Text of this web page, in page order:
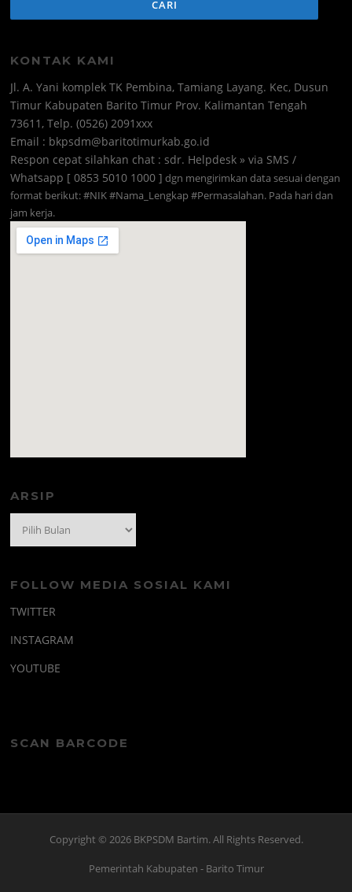
KONTAK KAMI
Jl. A. Yani komplek TK Pembina, Tamiang Layang. Kec, Dusun
Timur Kabupaten Barito Timur Prov. Kalimantan Tengah
73611, Telp. (0526) 2091xxx
Email : bkpsdm@baritotimurkab.go.id
Respon cepat silahkan chat : sdr. Helpdesk » via SMS /
Whatsapp [ 0853 5010 1000 ] dgn mengirimkan data sesuai dengan
format berikut: #NIK #Nama_Lengkap #Permasalahan. Pada hari dan
jam kerja.
ARSIP
FOLLOW MEDIA SOSIAL KAMI
TWITTER
INSTAGRAM
YOUTUBE
SCAN BARCODE
Copyright © 2026 BKPSDM Bartim. All Rights Reserved.
Pemerintah Kabupaten - Barito Timur